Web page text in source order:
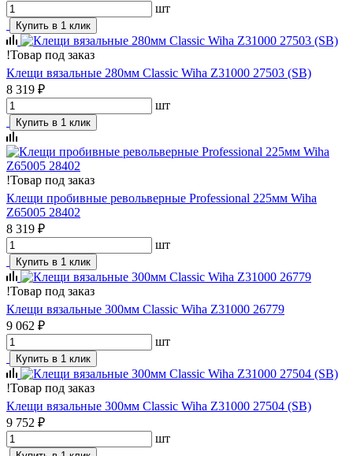
шт
Купить в 1 клик
!Товар под заказ
Клещи вязальные 280мм Classic Wiha Z31000 27503 (SB)
8 319 ₽
шт
Купить в 1 клик
!Товар под заказ
Клещи пробивные револьверные Professional 225мм Wiha
Z65005 28402
8 319 ₽
шт
Купить в 1 клик
!Товар под заказ
Клещи вязальные 300мм Classic Wiha Z31000 26779
9 062 ₽
шт
Купить в 1 клик
!Товар под заказ
Клещи вязальные 300мм Classic Wiha Z31000 27504 (SB)
9 752 ₽
шт